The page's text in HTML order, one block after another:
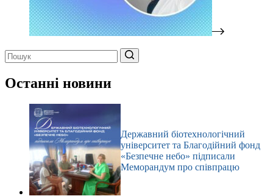
результатів
Останні новини
Державний біотехнологічний
університет та Благодійний фонд
«Безпечне небо» підписали
Меморандум про співпрацю